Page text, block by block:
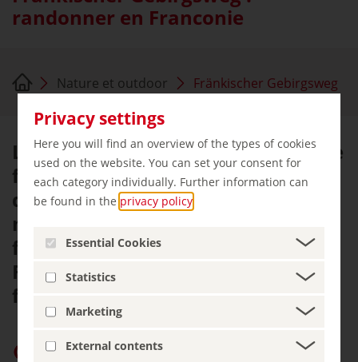
Privacy settings
Here you will find an overview of the types of cookies
used on the website. You can set your consent for
each category individually. Further information can
be found in the privacy policy
Essential Cookies
Statistics
Marketing
External contents
randonner en Franconie
Nature et outdoor Fränkischer Gebirgsweg
Le Fränkischer Gebirgsweg est une
formidable composition pédestre
qui réunit les trois massifs de
montagnes moyennes que sont la
forêt de Franconie, le
Fichtelgebirge et la Suisse
franconienne.
Privilégier « germany.travel » sur Google